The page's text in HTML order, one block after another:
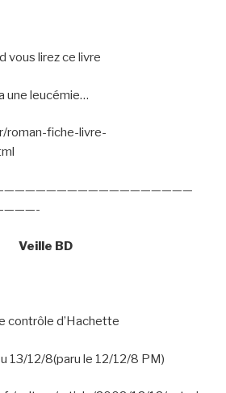
vous lirez ce livre
une leucémie…
roman-fiche-livre-
Veille BD
contrôle d’Hachette
13/12/8(paru le 12/12/8 PM)